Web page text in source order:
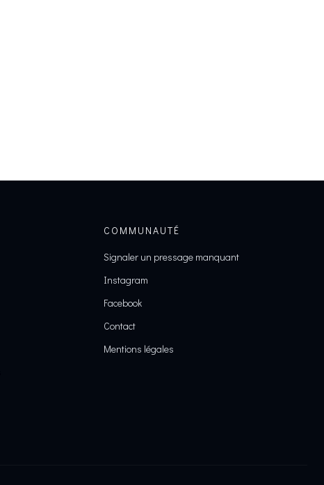
COMMUNAUTÉ
Signaler un pressage manquant
Instagram
Facebook
Contact
Mentions légales